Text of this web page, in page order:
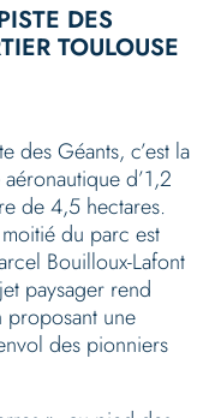
DES
TOULOUSE
des Géants, c’est la
d’1,2
de 4,5 hectares.
du parc est
Bouilloux-Lafont
paysager rend
proposant une
des pionniers